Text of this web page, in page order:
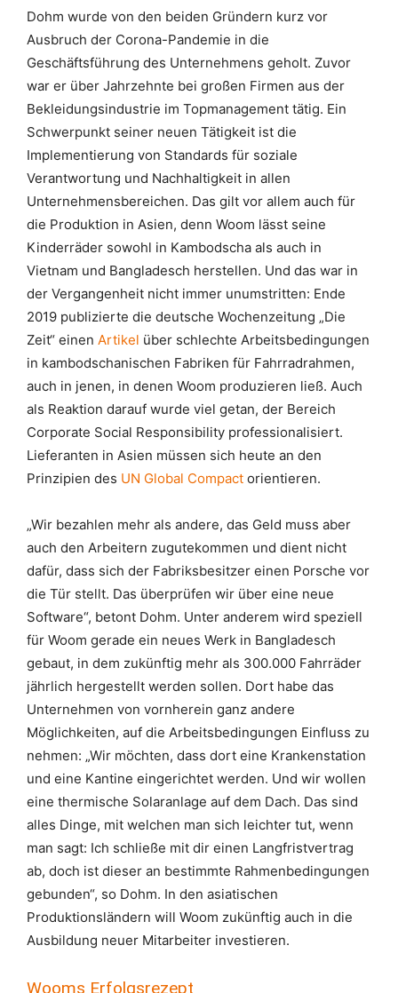
Dohm wurde von den beiden Gründern kurz vor
Ausbruch der Corona-Pandemie in die
Geschäftsführung des Unternehmens geholt. Zuvor
war er über Jahrzehnte bei großen Firmen aus der
Bekleidungsindustrie im Topmanagement tätig. Ein
Schwerpunkt seiner neuen Tätigkeit ist die
Implementierung von Standards für soziale
Verantwortung und Nachhaltigkeit in allen
Unternehmensbereichen. Das gilt vor allem auch für
die Produktion in Asien, denn Woom lässt seine
Kinderräder sowohl in Kambodscha als auch in
Vietnam und Bangladesch herstellen. Und das war in
der Vergangenheit nicht immer unumstritten: Ende
2019 publizierte die deutsche Wochenzeitung „Die
Zeit“ einen Artikel über schlechte Arbeitsbedingungen
in kambodschanischen Fabriken für Fahrradrahmen,
auch in jenen, in denen Woom produzieren ließ. Auch
als Reaktion darauf wurde viel getan, der Bereich
Corporate Social Responsibility professionalisiert.
Lieferanten in Asien müssen sich heute an den
Prinzipien des UN Global Compact orientieren.
„Wir bezahlen mehr als andere, das Geld muss aber
auch den Arbeitern zugutekommen und dient nicht
dafür, dass sich der Fabriksbesitzer einen Porsche vor
die Tür stellt. Das überprüfen wir über eine neue
Software“, betont Dohm. Unter anderem wird speziell
für Woom gerade ein neues Werk in Bangladesch
gebaut, in dem zukünftig mehr als 300.000 Fahrräder
jährlich hergestellt werden sollen. Dort habe das
Unternehmen von vornherein ganz andere
Möglichkeiten, auf die Arbeitsbedingungen Einfluss zu
nehmen: „Wir möchten, dass dort eine Krankenstation
und eine Kantine eingerichtet werden. Und wir wollen
eine thermische Solaranlage auf dem Dach. Das sind
alles Dinge, mit welchen man sich leichter tut, wenn
man sagt: Ich schließe mit dir einen Langfristvertrag
ab, doch ist dieser an bestimmte Rahmenbedingungen
gebunden“, so Dohm. In den asiatischen
Produktionsländern will Woom zukünftig auch in die
Ausbildung neuer Mitarbeiter investieren.
Wooms Erfolgsrezept